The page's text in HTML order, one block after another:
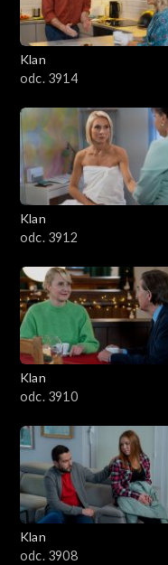
Klan
odc. 3914
Klan
odc. 3912
Klan
odc. 3910
Klan
odc. 3908